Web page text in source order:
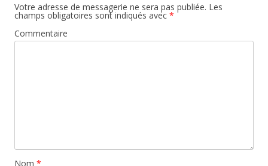
Votre adresse de messagerie ne sera pas publiée. Les
champs obligatoires sont indiqués avec *
Commentaire
Nom *